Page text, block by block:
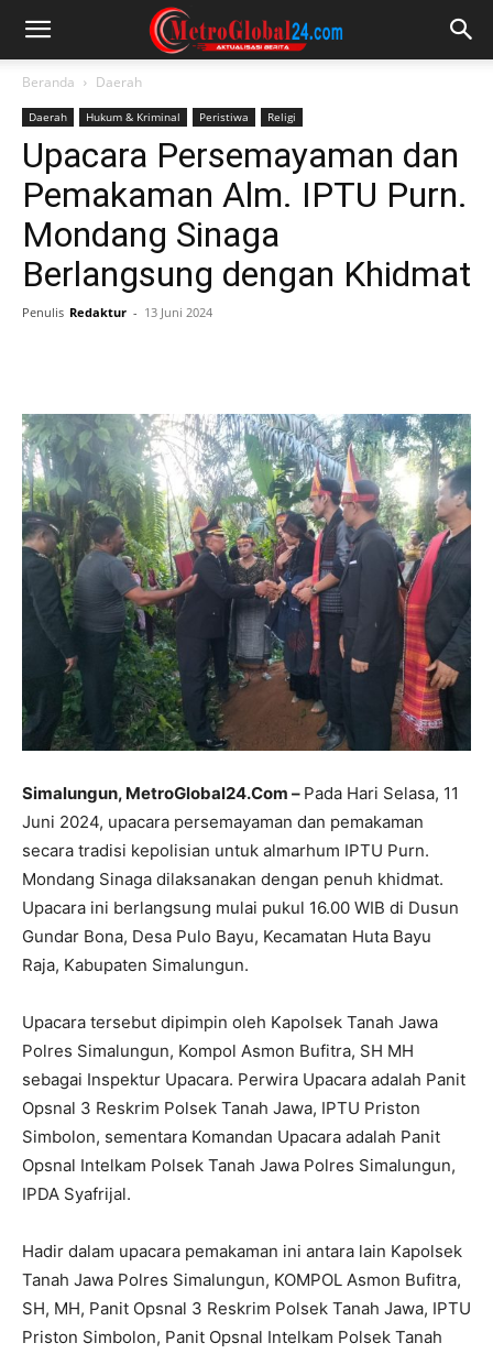
Beranda Daerah
Daerah Hukum & Kriminal Peristiwa Religi
Upacara Persemayaman dan
Pemakaman Alm. IPTU Purn.
Mondang Sinaga
Berlangsung dengan Khidmat
Penulis Redaktur - 13 Juni 2024
Simalungun, MetroGlobal24.Com – Pada Hari Selasa, 11
Juni 2024, upacara persemayaman dan pemakaman
secara tradisi kepolisian untuk almarhum IPTU Purn.
Mondang Sinaga dilaksanakan dengan penuh khidmat.
Upacara ini berlangsung mulai pukul 16.00 WIB di Dusun
Gundar Bona, Desa Pulo Bayu, Kecamatan Huta Bayu
Raja, Kabupaten Simalungun.
Upacara tersebut dipimpin oleh Kapolsek Tanah Jawa
Polres Simalungun, Kompol Asmon Bufitra, SH MH
sebagai Inspektur Upacara. Perwira Upacara adalah Panit
Opsnal 3 Reskrim Polsek Tanah Jawa, IPTU Priston
Simbolon, sementara Komandan Upacara adalah Panit
Opsnal Intelkam Polsek Tanah Jawa Polres Simalungun,
IPDA Syafrijal.
Hadir dalam upacara pemakaman ini antara lain Kapolsek
Tanah Jawa Polres Simalungun, KOMPOL Asmon Bufitra,
SH, MH, Panit Opsnal 3 Reskrim Polsek Tanah Jawa, IPTU
Priston Simbolon, Panit Opsnal Intelkam Polsek Tanah